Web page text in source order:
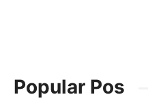
Popular Pos